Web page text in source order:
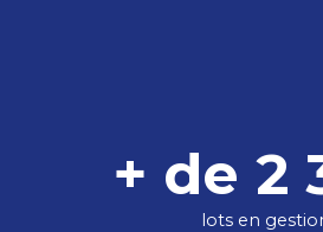
+ de 2
lots en